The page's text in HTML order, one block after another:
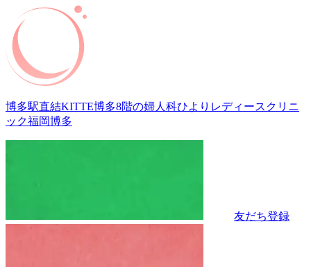
博多駅直結KITTE博多8階の婦人科ひよりレディースクリニ
ック福岡博多
友だち登録